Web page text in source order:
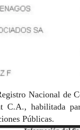
Nacional de
C.A., habilitada
Públicas.